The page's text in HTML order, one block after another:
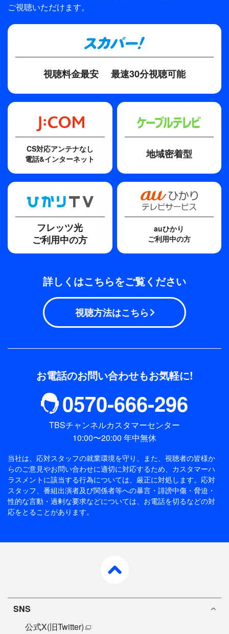
制作
TBS
ディレクター・監督
江戸川乱歩
脚色・構成 小中千昭
ご視聴いただけます。
視聴料金最安 最速30分視聴可能
CS対応アンテナなし
電話&インターネット
地域密着型
フレッツ光
ご利用中の方
auひかり
ご利用中の方
詳しくはこちらをご覧ください
視聴方法はこちら
お電話のお問い合わせもお気軽に!
0570-666-296
TBSチャンネルカスタマーセンター
10:00〜20:00 年中無休
当社は、応対スタッフの就業環境を守り、また、視聴者の皆様か
らのご意見やお問い合わせに適切に対応するため、 カスタマーハ
ラスメントに該当する行為については、厳正に対処します。応対
スタッフ、番組出演者及び関係者等への暴言・誹謗中傷・脅迫・
性的な言動・過剰な要求などについては、お電話を切るなどの対
応をとることがあります。
SNS
公式X(旧Twitter)